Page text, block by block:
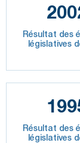
Résultat des
législatives
Résultat des
législatives